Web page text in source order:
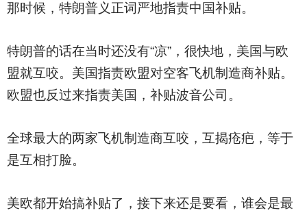
那时候，特朗普义正词严地指责中国补贴。
特朗普的话在当时还没有“凉”，很快地，美国与欧
盟就互咬。美国指责欧盟对空客飞机制造商补贴。
欧盟也反过来指责美国，补贴波音公司。
全球最大的两家飞机制造商互咬，互揭疮疤，等于
是互相打脸。
美欧都开始搞补贴了，接下来还是要看，谁会是最